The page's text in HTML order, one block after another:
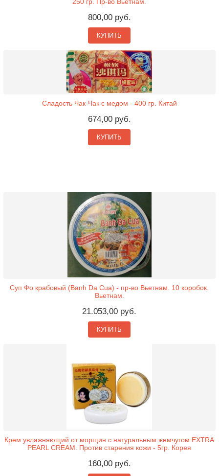
800,00 руб.
КУПИТЬ
Сладость Чак-Чак с медом - 400 гр. Китай
674,00 руб.
КУПИТЬ
Суп Фо крабовый (Banh Da Cua) - пр-во Вьетнам. 10 коробок.
Вьетнам.
21.053,00 руб.
КУПИТЬ
Крем увлажняющий от морщин с натуральным жемчугом EXTRA
PEARL CREAM. Против старения кожи - 5гр. Корея
160,00 руб.